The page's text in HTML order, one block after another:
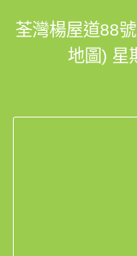
荃灣楊屋道88
地圖) 星